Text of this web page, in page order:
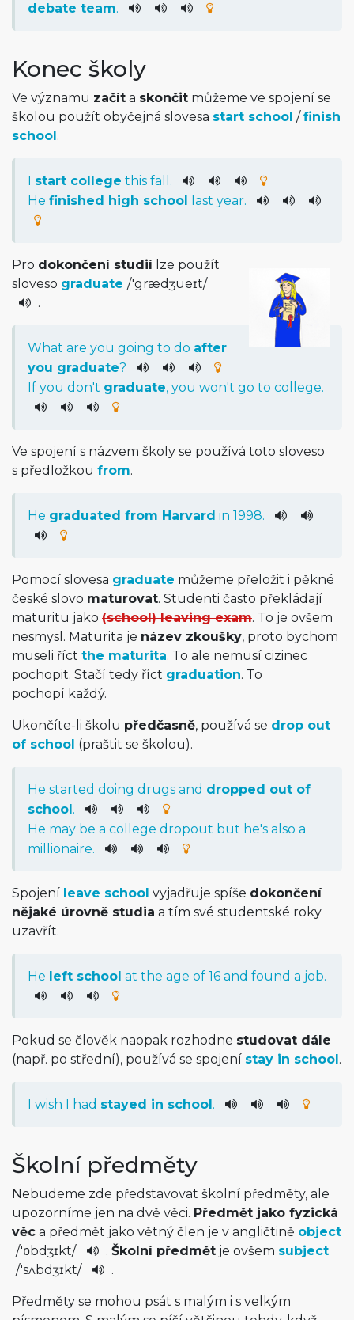
debate team.
Konec školy
Ve významu začít a skončit můžeme ve spojení se
školou použít obyčejná slovesa start school /finish
school.
I start college this fall .
He finished high school last year.
Pro dokončení studiílze použít
sloveso graduate /'grædʒu­eɪt/
.
What are you going to do after
you graduate?
If you don't graduate, you won't go to college.
Ve spojení s názvem školy se používá toto sloveso
s předložkou from.
He graduated from Harvard in 1998.
Pomocí slovesa graduate můžeme přeložit i pěkné
české slovo maturovat. Studenti často překládají
maturitu jako (school) leaving exam. To je ovšem
nesmysl. Maturita je název zkoušky, proto bychom
museli říct the maturita. To ale nemusí cizinec
pochopit. Stačí tedy říct graduation. To
pochopí každý.
Ukončíte-li školu předčasně, používá se drop out
of school (praštit se školou).
He started doing drugs and dropped out of
school.
He may be a college dropout but he's also a
millionaire.
Spojení leave school vyjadřuje spíše dokončení
nějaké úrovně studia a tím své studentské roky
uzavřít.
He left school at the age of 16 and found a job.
Pokud se člověk naopak rozhodne studovat dále
(např. po střední), používá se spojení stay in school.
I wish I had stayed in school.
Školní předměty
Nebudeme zde představovat školní předměty, ale
upozorníme jen na dvě věci. Předmět jako fyzická
věc a předmět jako větný člen je v angličtině object
/'ɒbdʒɪkt/ . Školní předmět je ovšem subject
/'sʌbdʒɪkt/­ .
Předměty se mohou psát s malým i s velkým